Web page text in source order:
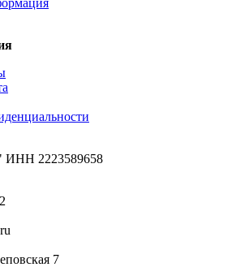
ИНН 2223589658
7